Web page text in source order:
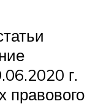
г.
правового